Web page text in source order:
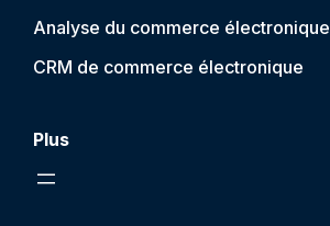
Analyse du commerce électronique
CRM de commerce électronique
Plus